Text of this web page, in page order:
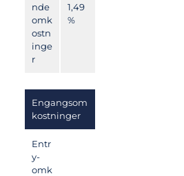
nde
omk
ostn
inge
r
1,49
%
Engangsom
kostninger
Entr
y-
omk